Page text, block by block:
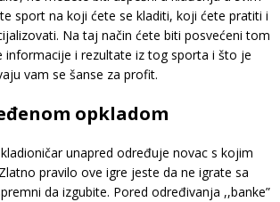
sport na koji ćete se kladiti, koji ćete pratiti i
Na taj način ćete biti posvećeni tom
informacije i rezultate iz tog sporta i što je
vam se šanse za profit.
opkladom
unapred određuje novac s kojim
pravilo ove igre jeste da ne igrate sa
da izgubite. Pored određivanja ,,banke”